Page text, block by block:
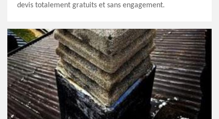
devis totalement gratuits et sans engagement.